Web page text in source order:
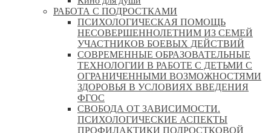
РАБОТА С ПОДРОСТКАМИ
ПСИХОЛОГИЧЕСКАЯ ПОМОЩЬ
НЕСОВЕРШЕННОЛЕТНИМ ИЗ СЕМЕЙ
УЧАСТНИКОВ БОЕВЫХ ДЕЙСТВИЙ
СОВРЕМЕННЫЕ ОБРАЗОВАТЕЛЬНЫЕ
ТЕХНОЛОГИИ В РАБОТЕ С ДЕТЬМИ С
ОГРАНИЧЕННЫМИ ВОЗМОЖНОСТЯМИ
ЗДОРОВЬЯ В УСЛОВИЯХ ВВЕДЕНИЯ
ФГОС
СВОБОДА ОТ ЗАВИСИМОСТИ.
ПСИХОЛОГИЧЕСКИЕ АСПЕКТЫ
ПРОФИЛАКТИКИ ПОДРОСТКОВОЙ